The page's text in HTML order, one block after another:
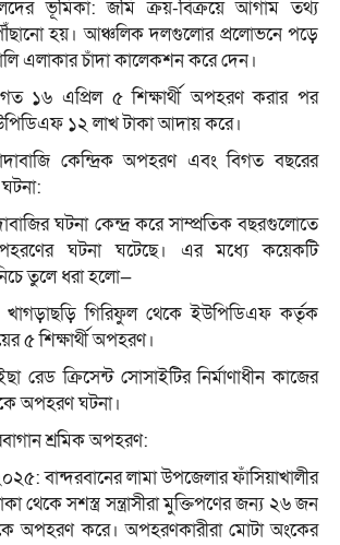
ভূমিকা: জমি ক্রয়-বিক্রয়ে আগাম তথ্য
পৌঁছানো হয়। আঞ্চলিক দলগুলোর প্রলোভনে পড়ে
এলাকার চাঁদা কালেকশন করে দেন।
১৬ এপ্রিল ৫ শিক্ষার্থী অপহরণ করার পর
১২ লাখ টাকা আদায় করে।
চাঁদাবাজি কেন্দ্রিক অপহরণ এবং বিগত বছরের
ঘটনা কেন্দ্র করে সাম্প্রতিক বছরগুলোতে
ঘটনা ঘটেছে। এর মধ্যে কয়েকটি
তুলে ধরা হলো—
গিরিফুল থেকে ইউপিডিএফ কর্তৃক
৫ শিক্ষার্থী অপহরণ।
রেড ক্রিসেন্ট সোসাইটির নির্মাণাধীন কাজের
অপহরণ ঘটনা।
শ্রমিক অপহরণ:
বান্দরবানের লামা উপজেলার ফাঁসিয়াখালীর
থেকে সশস্ত্র সন্ত্রাসীরা মুক্তিপণের জন্য ২৬ জন
অপহরণ করে। অপহরণকারীরা মোটা অংকের